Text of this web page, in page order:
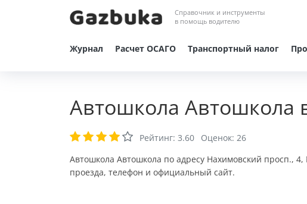
Справочник и инструменты
в помощь водителю
Журнал Расчет ОСАГО Транспортный налог
Автошкола Автошкола
Рейтинг: 3.60 Оценок: 26
Автошкола Автошкола по адресу Нахимовский просп.,
проезда, телефон и официальный сайт.